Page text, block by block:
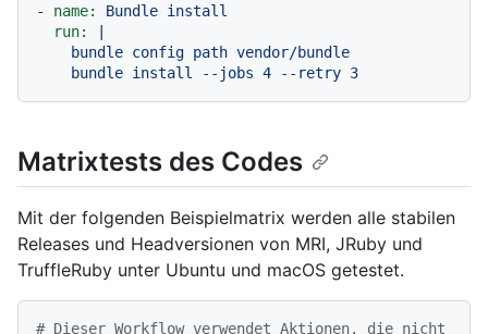
-
name: Bundle install
run:
Matrixtests des Codes
Mit der folgenden Beispielmatrix werden alle stabilen
Releases und Headversionen von MRI, JRuby und
TruffleRuby unter Ubuntu und macOS getestet.
# Dieser Workflow verwendet Aktionen, die nicht